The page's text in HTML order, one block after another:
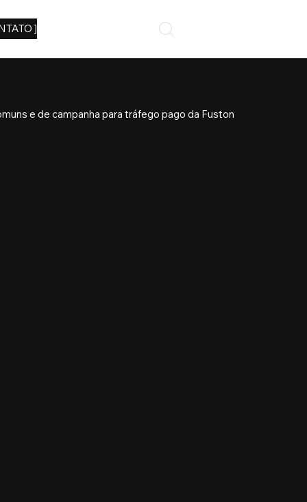
]
e de campanha para tráfego pago da Fuston